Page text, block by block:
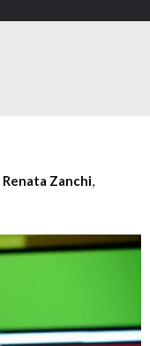
Renata Zanchi,